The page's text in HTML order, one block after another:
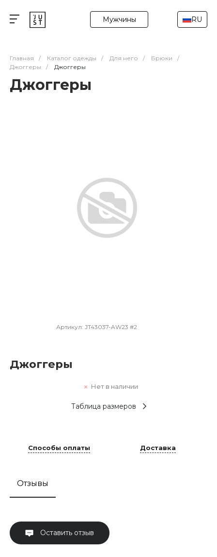
Мужчины RU
Главная / Каталог одежды / Для него / Брюки
/
Джоггеры
/ Джоггеры
Джоггеры
Артикул: JT43037-AW23 #2
Джоггеры
Нет в наличии
Таблица размеров
Способы оплаты Доставка
Отзывы
Оставить отзыв